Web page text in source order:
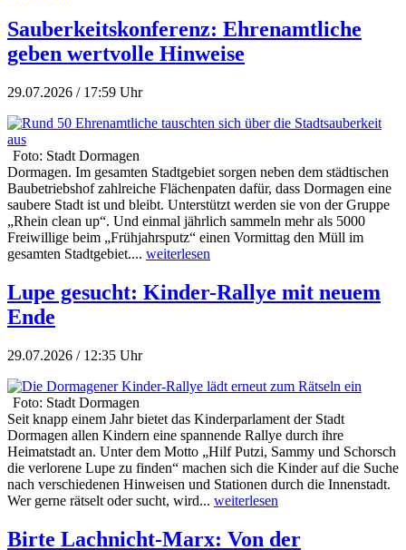
Sauberkeitskonferenz: Ehrenamtliche
geben wertvolle Hinweise
29.07.2026 / 17:59 Uhr
Foto: Stadt Dormagen
Dormagen. Im gesamten Stadtgebiet sorgen neben dem städtischen
Baubetriebshof zahlreiche Flächenpaten dafür, dass Dormagen eine
saubere Stadt ist und bleibt. Unterstützt werden sie von der Gruppe
„Rhein clean up“. Und einmal jährlich sammeln mehr als 5000
Freiwillige beim „Frühjahrsputz“ einen Vormittag den Müll im
gesamten Stadtgebiet.... weiterlesen
Lupe gesucht: Kinder-Rallye mit neuem
Ende
29.07.2026 / 12:35 Uhr
Foto: Stadt Dormagen
Seit knapp einem Jahr bietet das Kinderparlament der Stadt
Dormagen allen Kindern eine spannende Rallye durch ihre
Heimatstadt an. Unter dem Motto „Hilf Putzi, Sammy und Schorsch
die verlorene Lupe zu finden“ machen sich die Kinder auf die Suche
nach verschiedenen Hinweisen und Stationen durch die Innenstadt.
Wer gerne rätselt oder sucht, wird... weiterlesen
Birte Lachnicht-Marx: Von der